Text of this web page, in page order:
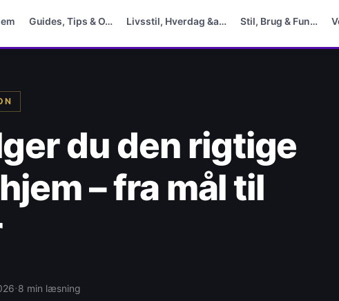
Guides, Tips & O… Livsstil, Hverdag &a… Stil, Brug & Fun…
du den rigtige
– fra mål til
·8 min læsning